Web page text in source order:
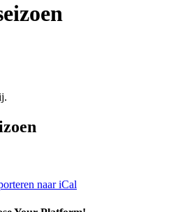
naar iCal